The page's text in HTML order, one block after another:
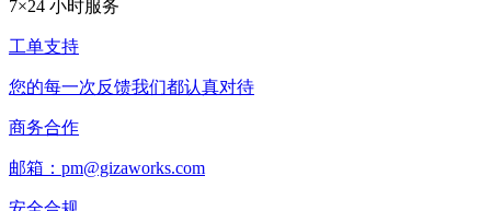
7×24 小时服务
工单支持
您的每一次反馈我们都认真对待
商务合作
邮箱：pm@gizaworks.com